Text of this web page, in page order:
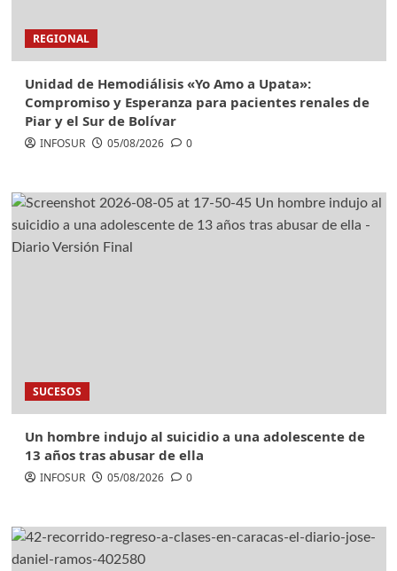
REGIONAL
Unidad de Hemodiálisis «Yo Amo a Upata»:
Compromiso y Esperanza para pacientes renales de
Piar y el Sur de Bolívar
INFOSUR 05/08/2026 0
SUCESOS
Un hombre indujo al suicidio a una adolescente de
13 años tras abusar de ella
INFOSUR 05/08/2026 0